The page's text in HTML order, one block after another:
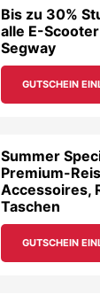
Bis zu 30%
alle E-
Segway
GUTSCHEIN
Summer
Premium-
Accessoires,
Taschen
GUTSCHEIN